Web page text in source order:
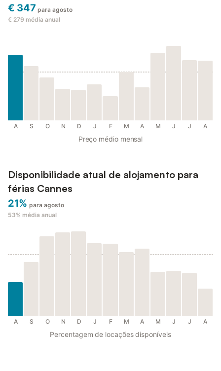
€ 347 para agosto
€ 279 média anual
A S O N D J F M A M J J A
Preço médio mensal
Disponibilidade atual de alojamento para
férias Cannes
21% para agosto
53% média anual
A S O N D J F M A M J J A
Percentagem de locações disponíveis